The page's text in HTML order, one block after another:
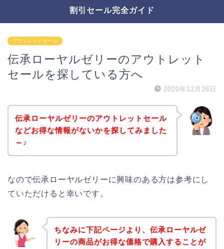
割引セール完全ガイド
アウトレットセール
伝承ローヤルゼリーのアウトレット
セールを探している方へ
2020年12月26日
伝承ローヤルゼリーのアウトレットセール
などお得な情報がないかを探してみました
～♪
なので伝承ローヤルゼリーに興味のある方は参考にし
ていただけると幸いです。
ちなみに下記ページより、伝承ローヤルゼ
リーの商品がお得な価格で購入することが